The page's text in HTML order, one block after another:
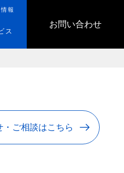
お問い合わせ
報
ス
・ご相談はこちら